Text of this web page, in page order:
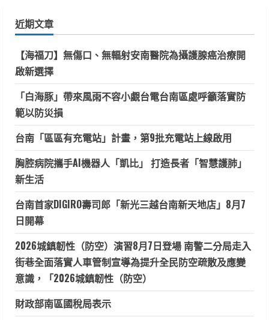
字:
近期文章
【海福刀】無傷口、無輻射安南醫院為攝護腺癌治療開
啟新選擇
「白海豚」帶來風雨不容小覷台電台南區處呼籲落實防
範以防災損
台南「區區有充電站」計畫，第9批充電站上線啟用
胸腔病院攜手AI機器人「凱比」 打造長者「智慧護肺」
新生活
台南首家DIGIRO壽司郎「新光三越台南新天地店」8月7
日開幕
2026城鎮韌性（防空）演習8月7日登場 南警二分局走入
街巷全面落實人車管制宣導為提升全民防空疏散及應變
意識，「2026城鎮韌性（防空）
財政部南區國稅局表示